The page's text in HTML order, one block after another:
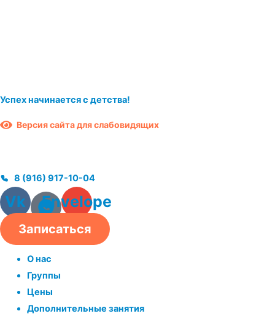
Успех начинается с детства!
Версия сайта для слабовидящих
8 (916) 917-10-04
Vk Envelope
Записаться
О нас
Группы
Цены
Дополнительные занятия